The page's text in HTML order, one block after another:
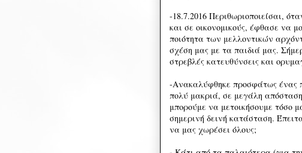
-18.7.2016 Περιθωριοποιείσαι,
και σε οικονομικούς, έφθασε να
ποιότητα των μελλοντικών
σχέση μας με τα παιδιά μας.
στρεβλές κατευθύνσεις και
-Ανακαλύφθηκε προσφάτως ένας
πολύ μακριά, σε μεγάλη
μπορούμε να μετοικήσουμε τόσο
σημερινή δεινή κατάσταση.
να μας χωρέσει όλους;